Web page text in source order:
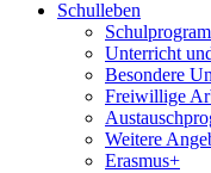
Schulleben
Unterricht
Besondere
Freiwillige
Weitere
Erasmus+